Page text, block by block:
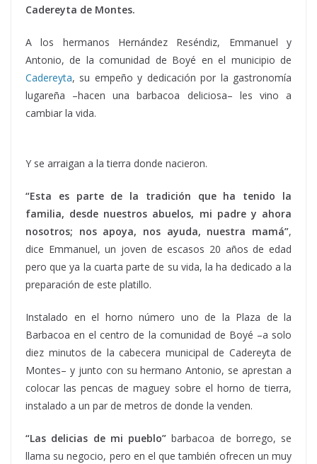
Cadereyta de Montes.
A los hermanos Hernández Reséndiz, Emmanuel y
Antonio, de la comunidad de Boyé en el municipio de
Cadereyta, su empeño y dedicación por la gastronomía
lugareña –hacen una barbacoa deliciosa– les vino a
cambiar la vida.
Y se arraigan a la tierra donde nacieron.
“Esta es parte de la tradición que ha tenido la
familia, desde nuestros abuelos, mi padre y ahora
nosotros; nos apoya, nos ayuda, nuestra mamá”,
dice Emmanuel, un joven de escasos 20 años de edad
pero que ya la cuarta parte de su vida, la ha dedicado a la
preparación de este platillo.
Instalado en el horno número uno de la Plaza de la
Barbacoa en el centro de la comunidad de Boyé –a solo
diez minutos de la cabecera municipal de Cadereyta de
Montes– y junto con su hermano Antonio, se aprestan a
colocar las pencas de maguey sobre el horno de tierra,
instalado a un par de metros de donde la venden.
“Las delicias de mi pueblo” barbacoa de borrego, se
llama su negocio, pero en el que también ofrecen un muy